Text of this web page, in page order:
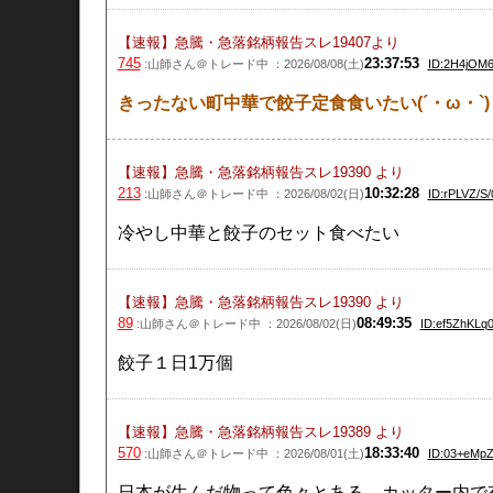
【速報】急騰・急落銘柄報告スレ19407より
745:山師さん＠トレード中 ：2026/08/08(土)23:37:53
きったない町中華で餃子定食食いたい(´・ω・`)
【速報】急騰・急落銘柄報告スレ19390 より
213:山師さん＠トレード中 ：2026/08/02(日)10:32:28 ID:rPLVZ/
冷やし中華と餃子のセット食べたい
【速報】急騰・急落銘柄報告スレ19390 より
89:山師さん＠トレード中 ：2026/08/02(日)08:49:35
餃子１日1万個
【速報】急騰・急落銘柄報告スレ19389 より
570:山師さん＠トレード中 ：2026/08/01(土)18:33:40